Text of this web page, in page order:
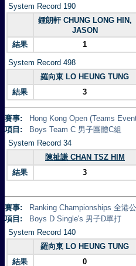
System Record 190
鍾朗軒 CHUNG LONG HIN,
JASON
結果 1
System Record 498
羅向東 LO HEUNG TUNG
結果
3
賽事:
Hong Kong Open (Teams
項目:
Boys Team C 男子團體C組
System Record 34
陳祉謙 CHAN TSZ HIM
結果
3
賽事:
Ranking Championships 全港
項目:
Boys D Single's 男子D單打
System Record 140
羅向東 LO HEUNG TUNG
結果
0